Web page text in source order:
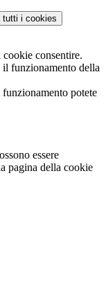
tutti i cookies
cookie consentire.
il funzionamento della
potete
essere
pagina della cookie